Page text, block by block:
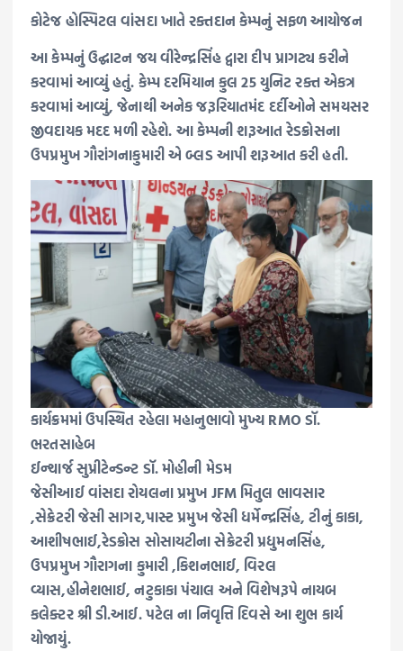
કોટેજ હોસ્પિટલ વાંસદા ખાતે રક્તદાન કેમ્પનું સફળ આયોજન
આ કેમ્પનું ઉદ્ઘાટન જય વીરેન્દ્રસિંહ દ્વારા દીપ પ્રાગટ્ય કરીને
કરવામાં આવ્યું હતું. કેમ્પ દરમિયાન કુલ 25 યુનિટ રક્ત એકત્ર
કરવામાં આવ્યું, જેનાથી અનેક જરૂરિયાતમંદ દર્દીઓને સમયસર
જીવદાયક મદદ મળી રહેશે. આ કેમ્પની શરૂઆત રેડક્રોસના
ઉપપ્રમુખ ગૌરાંગનાકુમારી એ બ્લડ આપી શરૂઆત કરી હતી.
કાર્યક્રમમાં ઉપસ્થિત રહેલા મહાનુભાવો મુખ્ય RMO ડૉ.
ભરતસાહેબ
ઈન્ચાર્જ સુપ્રીટેન્ડન્ટ ડૉ. મોહીની મેડમ
જેસીઆઈ વાંસદા રોયલના પ્રમુખ JFM મિતુલ ભાવસાર
,સેક્રેટરી જેસી સાગર,પાસ્ટ પ્રમુખ જેસી ધર્મેન્દ્રસિંહ, ટીનું કાકા,
આશીષભાઈ,રેડક્રોસ સોસાયટીના સેક્રેટરી પ્રદ્યુમનસિંહ,
ઉપપ્રમુખ ગૌરાગના કુમારી ,કિશનભાઈ, વિરલ
વ્યાસ,હીનેશભાઈ, નટુકાકા પંચાલ અને વિશેષરૂપે નાયબ
કલેક્ટર શ્રી ડી.આઈ. પટેલ ના નિવૃત્તિ દિવસે આ શુભ કાર્ય
યોજાયું.